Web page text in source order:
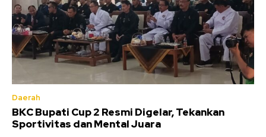
Daerah
BKC Bupati Cup 2 Resmi Digelar, Tekankan
Sportivitas dan Mental Juara